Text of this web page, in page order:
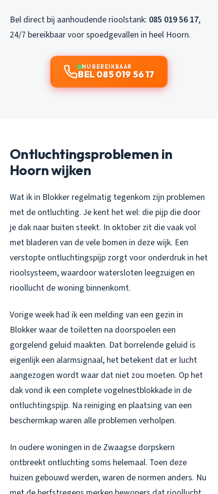
Bel direct bij aanhoudende rioolstank: 085 019 56 17,
24/7 bereikbaar voor spoedgevallen in heel Hoorn.
NU BEREIKBAAR
BEL 085 019 56 17
Ontluchtingsproblemen in
Hoorn wijken
Wat ik in Blokker regelmatig tegenkom zijn problemen
met de ontluchting. Je kent het wel: die pijp die door
je dak naar buiten steekt. In oktober zit die vaak vol
met bladeren van de vele bomen in deze wijk. Een
verstopte ontluchtingspijp zorgt voor onderdruk in het
rioolsysteem, waardoor watersloten leegzuigen en
rioollucht de woning binnenkomt.
Vorige week had ik een melding van een gezin in
Blokker waar de toiletten na doorspoelen een
gorgelend geluid maakten. Dat borrelende geluid is
eigenlijk een alarmsignaal, het betekent dat er lucht
aangezogen wordt waar dat niet zou moeten. Op het
dak vond ik een complete vogelnestblokkade in de
ontluchtingspijp. Na reiniging en plaatsing van een
beschermkap waren alle problemen verholpen.
In oudere woningen in de Zwaagse dorpskern
ontbreekt ontluchting soms helemaal. Toen deze
huizen gebouwd werden, waren de normen anders. Nu